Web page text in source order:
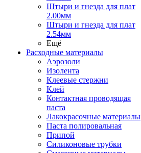
Штыри и гнезда для плат
2.00мм
Штыри и гнезда для плат
2.54мм
Ещё
Расходные материалы
Аэрозоли
Изолента
Клеевые стержни
Клей
Контактная проводящая
паста
Лакокрасочные материалы
Паста полировальная
Припой
Силиконовые трубки